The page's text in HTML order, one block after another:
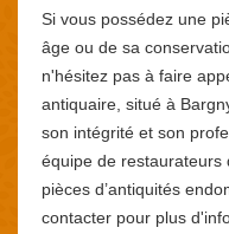
Si vous possédez une
âge ou de sa
n'hésitez pas à faire
antiquaire, situé à
son intégrité et son
équipe de restaurateurs
pièces d’antiquités
contacter pour plus